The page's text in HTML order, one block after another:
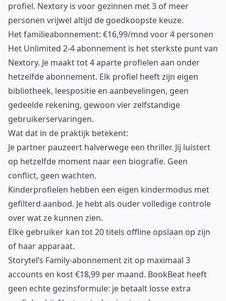
profiel. Nextory is voor gezinnen met 3 of meer
personen vrijwel altijd de goedkoopste keuze.
Het familieabonnement: €16,99/mnd voor 4 personen
Het Unlimited 2-4 abonnement is het sterkste punt van
Nextory. Je maakt tot 4 aparte profielen aan onder
hetzelfde abonnement. Elk profiel heeft zijn eigen
bibliotheek, leespositie en aanbevelingen, geen
gedeelde rekening, gewoon vier zelfstandige
gebruikerservaringen.
Wat dat in de praktijk betekent:
Je partner pauzeert halverwege een thriller. Jij luistert
op hetzelfde moment naar een biografie. Geen
conflict, geen wachten.
Kinderprofielen hebben een eigen kindermodus met
gefilterd aanbod. Je hebt als ouder volledige controle
over wat ze kunnen zien.
Elke gebruiker kan tot 20 titels offline opslaan op zijn
of haar apparaat.
Storytel’s Family-abonnement zit op maximaal 3
accounts en kost €18,99 per maand. BookBeat heeft
geen echte gezinsformule: je betaalt losse extra